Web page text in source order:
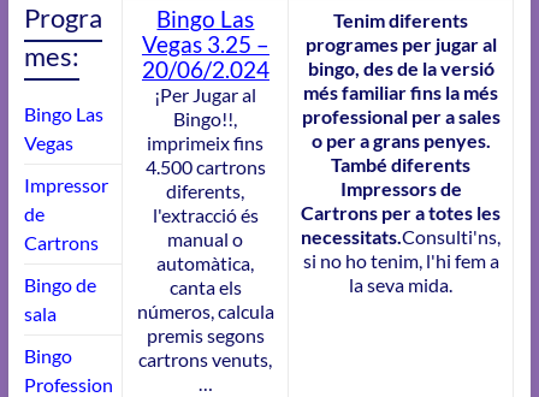
Bingo Las
Vegas 3.25 –
20/06/2.024
¡Per Jugar al
Bingo!!,
imprimeix fins
4.500 cartrons
diferents,
l'extracció és
manual o
automàtica,
canta els
números, calcula
premis segons
cartrons venuts,
…
Tenim diferents
programes per jugar al
bingo, des de la versió
més familiar fins la més
professional per a sales
o per a grans penyes.
També diferents
Impressors de
Cartrons per a totes les
necessitats.Consulti'ns,
si no ho tenim, l'hi fem a
la seva mida.
Progra
mes:
Bingo Las
Vegas
Impressor
de
Cartrons
Bingo de
sala
Bingo
Profession